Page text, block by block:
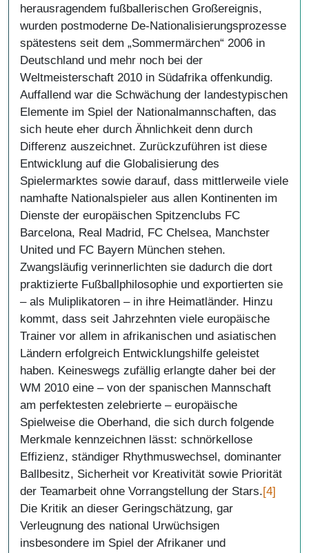
herausragendem fußballerischen Großereignis,
wurden postmoderne De-Nationalisierungsprozesse
spätestens seit dem „Sommermärchen“ 2006 in
Deutschland und mehr noch bei der
Weltmeisterschaft 2010 in Südafrika offenkundig.
Auffallend war die Schwächung der landestypischen
Elemente im Spiel der Nationalmannschaften, das
sich heute eher durch Ähnlichkeit denn durch
Differenz auszeichnet. Zurückzuführen ist diese
Entwicklung auf die Globalisierung des
Spielermarktes sowie darauf, dass mittlerweile viele
namhafte Nationalspieler aus allen Kontinenten im
Dienste der europäischen Spitzenclubs FC
Barcelona, Real Madrid, FC Chelsea, Manchster
United und FC Bayern München stehen.
Zwangsläufig verinnerlichten sie dadurch die dort
praktizierte Fußballphilosophie und exportierten sie
– als Muliplikatoren – in ihre Heimatländer. Hinzu
kommt, dass seit Jahrzehnten viele europäische
Trainer vor allem in afrikanischen und asiatischen
Ländern erfolgreich Entwicklungshilfe geleistet
haben. Keineswegs zufällig erlangte daher bei der
WM 2010 eine – von der spanischen Mannschaft
am perfektesten zelebrierte – europäische
Spielweise die Oberhand, die sich durch folgende
Merkmale kennzeichnen lässt: schnörkellose
Effizienz, ständiger Rhythmuswechsel, dominanter
Ballbesitz, Sicherheit vor Kreativität sowie Priorität
der Teamarbeit ohne Vorrangstellung der Stars.[4]
Die Kritik an dieser Geringschätzung, gar
Verleugnung des national Urwüchsigen
insbesondere im Spiel der Afrikaner und